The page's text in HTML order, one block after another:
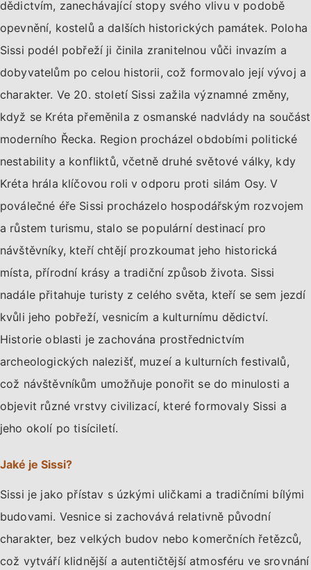
dědictvím, zanechávající stopy svého vlivu v podobě
opevnění, kostelů a dalších historických památek. Poloha
Sissi podél pobřeží ji činila zranitelnou vůči invazím a
dobyvatelům po celou historii, což formovalo její vývoj a
charakter. Ve 20. století Sissi zažila významné změny,
když se Kréta přeměnila z osmanské nadvlády na součást
moderního Řecka. Region procházel obdobími politické
nestability a konfliktů, včetně druhé světové války, kdy
Kréta hrála klíčovou roli v odporu proti silám Osy. V
poválečné éře Sissi procházelo hospodářským rozvojem
a růstem turismu, stalo se populární destinací pro
návštěvníky, kteří chtějí prozkoumat jeho historická
místa, přírodní krásy a tradiční způsob života. Sissi
nadále přitahuje turisty z celého světa, kteří se sem jezdí
kvůli jeho pobřeží, vesnicím a kulturnímu dědictví.
Historie oblasti je zachována prostřednictvím
archeologických nalezišť, muzeí a kulturních festivalů,
což návštěvníkům umožňuje ponořit se do minulosti a
objevit různé vrstvy civilizací, které formovaly Sissi a
jeho okolí po tisíciletí.
Jaké je Sissi?
Sissi je jako přístav s úzkými uličkami a tradičními bílými
budovami. Vesnice si zachovává relativně původní
charakter, bez velkých budov nebo komerčních řetězců,
což vytváří klidnější a autentičtější atmosféru ve srovnání